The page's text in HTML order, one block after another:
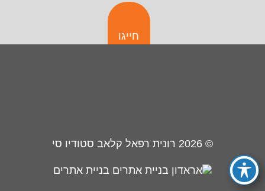
חייגו
© 2026 רונית רפאל קלאב סטודיו סי
בניית אתרים